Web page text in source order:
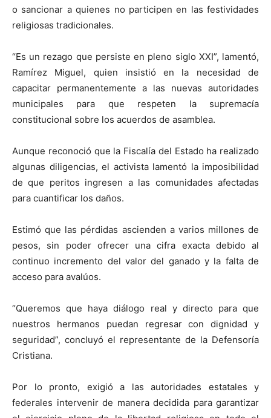
o sancionar a quienes no participen en las festividades
religiosas tradicionales.
“Es un rezago que persiste en pleno siglo XXI”, lamentó,
Ramírez Miguel, quien insistió en la necesidad de
capacitar permanentemente a las nuevas autoridades
municipales para que respeten la supremacía
constitucional sobre los acuerdos de asamblea.
Aunque reconoció que la Fiscalía del Estado ha realizado
algunas diligencias, el activista lamentó la imposibilidad
de que peritos ingresen a las comunidades afectadas
para cuantificar los daños.
Estimó que las pérdidas ascienden a varios millones de
pesos, sin poder ofrecer una cifra exacta debido al
continuo incremento del valor del ganado y la falta de
acceso para avalúos.
“Queremos que haya diálogo real y directo para que
nuestros hermanos puedan regresar con dignidad y
seguridad”, concluyó el representante de la Defensoría
Cristiana.
Por lo pronto, exigió a las autoridades estatales y
federales intervenir de manera decidida para garantizar